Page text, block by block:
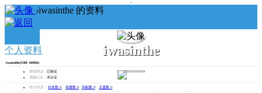
›iwasinthe 的资料
iwasinthe
发消息
个人资料
iwasinthe(UID: 66966)
邮箱状态： 已验证
视频认证： 未认证
统计信息： 好友数 0 相册数 0 回帖数 9 主题数 0